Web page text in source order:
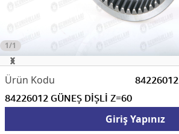
1/1
84226012
84226012 GÜNEŞ DİŞLİ Z=60
Giriş Yapınız